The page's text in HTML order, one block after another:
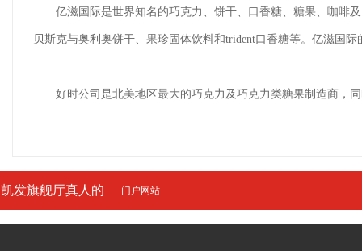
亿滋国际是世界知名的巧克力、饼干、口香糖、糖果、咖啡及
贝斯克与奥利奥饼干、果珍固体饮料和trident口香糖等。亿滋国
好时公司是北美地区最大的巧克力及巧克力类糖果制造商，同
凯发旗舰厅真人的
友情链接
门户网站